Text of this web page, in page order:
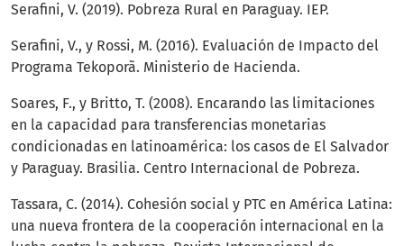
Serafini, V. (2019). Pobreza Rural en Paraguay. IEP.
Serafini, V., y Rossi, M. (2016). Evaluación de Impacto del
Programa Tekoporã. Ministerio de Hacienda.
Soares, F., y Britto, T. (2008). Encarando las limitaciones
en la capacidad para transferencias monetarias
condicionadas en latinoamérica: los casos de El Salvador
y Paraguay. Brasilia. Centro Internacional de Pobreza.
Tassara, C. (2014). Cohesión social y PTC en América Latina:
una nueva frontera de la cooperación internacional en la